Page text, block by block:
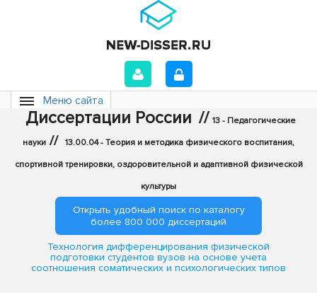
Меню сайта
Диссертации России // 13 - Педагогические
науки // 13.00.04 - Теория и методика физического воспитания,
спортивной тренировки, оздоровительной и адаптивной физической
культуры
Открыть удобный поиск по каталогу
более 800 000 диссертаций
Технология дифференцирования физической
подготовки студентов вузов на основе учета
соотношения соматических и психологических типов